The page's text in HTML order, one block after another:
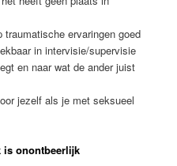
ervaringen goed
in intervisie/supervisie
en naar wat de ander juist
jezelf als je met seksueel
is onontbeerlijk